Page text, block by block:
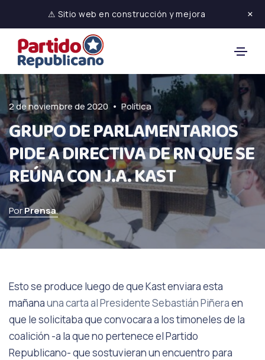
⚠ Sitio web en construcción y mejora ×
2 de noviembre de 2020 • Política
GRUPO DE PARLAMENTARIOS
PIDE A DIRECTIVA DE RN QUE SE
REÚNA CON J.A. KAST
PorPrensa.
Esto se produce luego de que Kast enviara esta
mañanauna carta al Presidente Sebastián Piñeraen
que le solicitaba que convocara a los timoneles de la
coalición -a la que no pertenece el Partido
Republicano- que sostuvieran un encuentro para